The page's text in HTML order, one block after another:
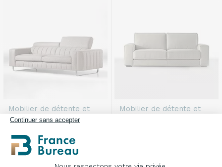
Continuer sans accepter
Mobilier de détente et
salle de pauseThabor
1 967,00 €HT
Mobilier de détente et